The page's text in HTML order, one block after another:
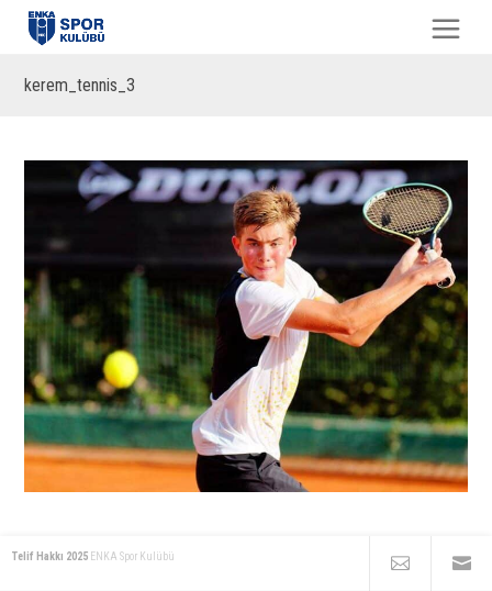
kerem_tennis_3
Telif Hakkı 2025 ENKA Spor Kulübü